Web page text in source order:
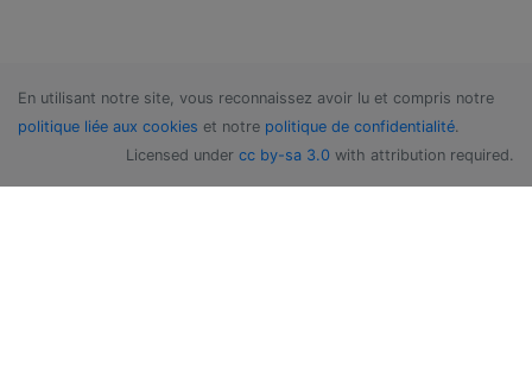
En utilisant notre site, vous reconnaissez avoir lu et compris notre
politique liée aux cookies et notre politique de confidentialité.
Licensed under cc by-sa 3.0 with attribution required.